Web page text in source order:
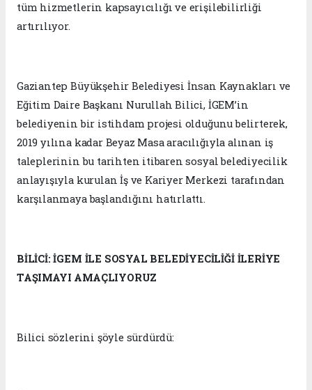
tüm hizmetlerin kapsayıcılığı ve erişilebilirliği
artırılıyor.
Gaziantep Büyükşehir Belediyesi İnsan Kaynakları ve
Eğitim Daire Başkanı Nurullah Bilici, İGEM’in
belediyenin bir istihdam projesi olduğunu belirterek,
2019 yılına kadar Beyaz Masa aracılığıyla alınan iş
taleplerinin bu tarihten itibaren sosyal belediyecilik
anlayışıyla kurulan İş ve Kariyer Merkezi tarafından
karşılanmaya başlandığını hatırlattı.
BİLİCİ: İGEM İLE SOSYAL BELEDİYECİLİĞİ İLERİYE
TAŞIMAYI AMAÇLIYORUZ
Bilici sözlerini şöyle sürdürdü: